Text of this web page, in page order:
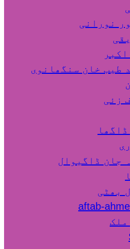
نورانی
طیب خان سنگھانوی
زئی
جان ڈاگیوال
بھٹی
aftab-